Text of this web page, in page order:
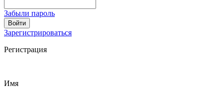
Забыли пароль
Войти
Зарегистрироваться
Регистрация
Имя